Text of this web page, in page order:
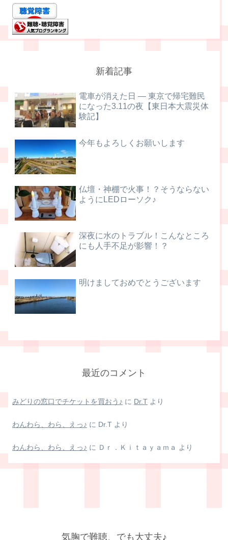
新着記事
電車が消えた日 ― 東京で帰宅難民
になった3.11の夜【東日本大震災体
験記】
今年もよろしくお願いします
仏壇・神棚で火事！？そうならない
ようにLEDローソク♪
深夜に水のトラブル！こんなところ
にも人手不足が影響！？
明けましておめでとうございます
最近のコメント
みどりの窓口でチケットを買おう♪ に Dr.T より
わんわら、わら、えっ♪ に Dr.T より
わんわら、わら、えっ♪ に Ｄｒ．Ｋｉｔａｙａｍａ より
気胸で難聴、でも大丈夫♪